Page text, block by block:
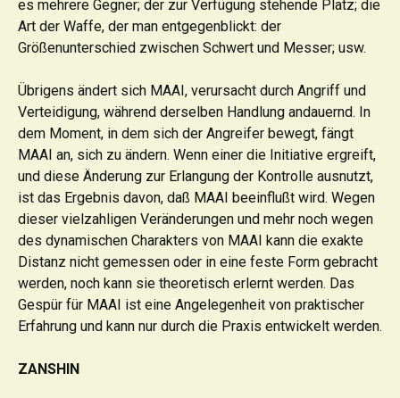
es mehrere Gegner; der zur Verfügung stehende Platz; die
Art der Waffe, der man entgegenblickt: der
Größenunterschied zwischen Schwert und Messer; usw.
Übrigens ändert sich MAAI, verursacht durch Angriff und
Verteidigung, während derselben Handlung andauernd. In
dem Moment, in dem sich der Angreifer bewegt, fängt
MAAI an, sich zu ändern. Wenn einer die Initiative ergreift,
und diese Änderung zur Erlangung der Kontrolle ausnutzt,
ist das Ergebnis davon, daß MAAI beeinflußt wird. Wegen
dieser vielzahligen Veränderungen und mehr noch wegen
des dynamischen Charakters von MAAI kann die exakte
Distanz nicht gemessen oder in eine feste Form gebracht
werden, noch kann sie theoretisch erlernt werden. Das
Gespür für MAAI ist eine Angelegenheit von praktischer
Erfahrung und kann nur durch die Praxis entwickelt werden.
ZANSHIN